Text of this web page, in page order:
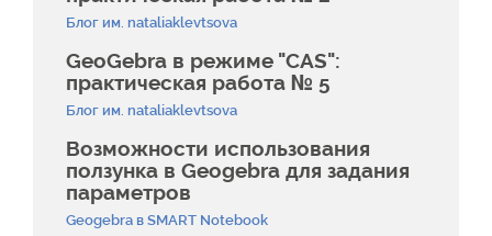
Блог им. nataliaklevtsova
GeoGebra в режиме "CAS":
практическая работа № 5
Блог им. nataliaklevtsova
Возможности использования
ползунка в Geogebra для задания
параметров
Geogebra в SMART Notebook